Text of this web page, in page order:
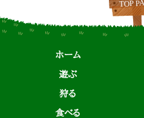
ホーム
遊ぶ
狩る
食べる